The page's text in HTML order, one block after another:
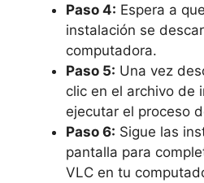
Paso 4: Espera a
instalación se
computadora.
Paso 5: Una vez
clic en el archivo de
ejecutar el proceso
Paso 6: Sigue las
pantalla para
VLC en tu